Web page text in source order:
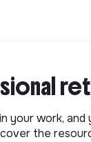
your work,
the